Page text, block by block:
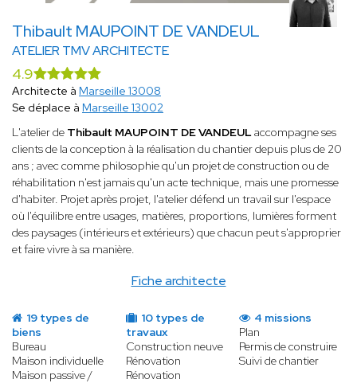
Thibault MAUPOINT DE VANDEUL
ATELIER TMV ARCHITECTE
Fiche architecte
4.9
Architecte à Marseille 13008
Se déplace à Marseille 13002
L'atelier de Thibault MAUPOINT DE VANDEULaccompagne ses
clients de la conception à la réalisation du chantier depuis plus de 20
ans ; avec comme philosophie qu'un projet de construction ou de
réhabilitation n'est jamais qu'un acte technique, mais une promesse
d'habiter. Projet après projet, l'atelier défend un travail sur l'espace
où l'équilibre entre usages, matières, proportions, lumières forment
des paysages (intérieurs et extérieurs) que chacun peut s'approprier
et faire vivre à sa manière.
19 types de
biens
Bureau
Maison individuelle
Maison passive /
10 types de
travaux
Construction neuve
Rénovation
Rénovation
4 missions
Plan
Permis de construire
Suivi de chantier